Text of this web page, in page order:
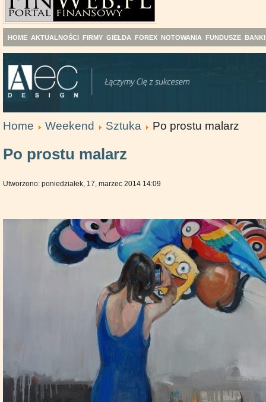
HOME AKTUALNOŚCI FIRMY GIEŁDA FOREX NOTOWANIA FUNDUSZE BANKI
Home Weekend Sztuka Po prostu malarz
Po prostu malarz
Utworzono: poniedziałek, 17, marzec 2014 14:09